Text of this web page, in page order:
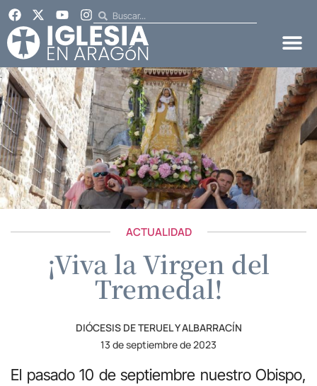
ACTUALIDAD
¡Viva la Virgen del
Tremedal!
DIÓCESIS DE TERUEL Y ALBARRACÍN
13 de septiembre de 2023
El pasado 10 de septiembre nuestro Obispo,